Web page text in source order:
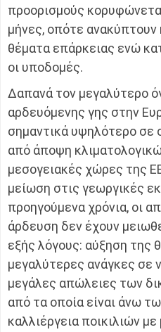
προορισμούς
μήνες, οπότε
θέματα επάρκειας ενώ
οι υποδομές.
Δαπανά τον μεγαλύτερο
αρδευόμενης γης στην
σημαντικά υψηλότερο σε
από άποψη
μεσογειακές χώρες της
μείωση στις γεωργικές
προηγούμενα χρόνια, οι
άρδευση δεν έχουν
εξής λόγους: αύξηση της
μεγαλύτερες ανάγκες σε
μεγάλες απώλειες των
από τα οποία είναι άνω
καλλιέργεια ποικιλιών